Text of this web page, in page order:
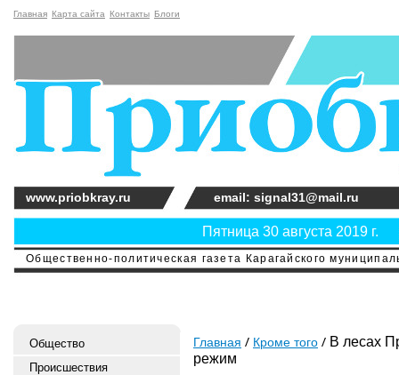
Главная Карта сайта Контакты Блоги
Общественно-политическая газета Карагайского
Пятница 30 августа 2019 г.
www.priobkray.ru email: signal31@mail.ru
Общество
Происшествия
Главная Кроме того
В лесах
режим